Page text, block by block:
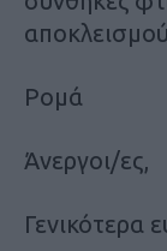
αποκλεισμού
Ρομά
Άνεργοι/ες,
Γενικότερα